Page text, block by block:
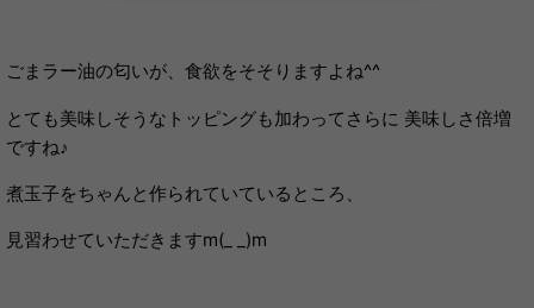
ごまラー油の匂いが、食欲をそそりますよね^^
とても美味しそうなトッピングも加わってさらに 美味しさ倍増
ですね♪
煮玉子をちゃんと作られていているところ、
見習わせていただきますm(_ _)m